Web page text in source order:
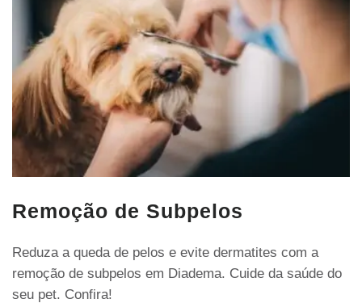
Remoção de Subpelos
Reduza a queda de pelos e evite dermatites com a
remoção de subpelos em Diadema. Cuide da saúde do
seu pet. Confira!